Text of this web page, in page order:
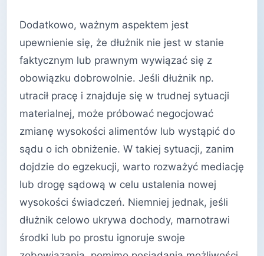
Dodatkowo, ważnym aspektem jest
upewnienie się, że dłużnik nie jest w stanie
faktycznym lub prawnym wywiązać się z
obowiązku dobrowolnie. Jeśli dłużnik np.
utracił pracę i znajduje się w trudnej sytuacji
materialnej, może próbować negocjować
zmianę wysokości alimentów lub wystąpić do
sądu o ich obniżenie. W takiej sytuacji, zanim
dojdzie do egzekucji, warto rozważyć mediację
lub drogę sądową w celu ustalenia nowej
wysokości świadczeń. Niemniej jednak, jeśli
dłużnik celowo ukrywa dochody, marnotrawi
środki lub po prostu ignoruje swoje